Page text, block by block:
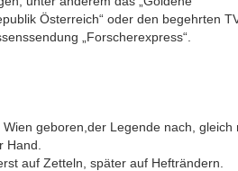
Österreich“ oder den begehrten
„Forscherexpress“.
geboren,der Legende nach, gleich
Hand.
auf Zetteln, später auf Hefträndern.